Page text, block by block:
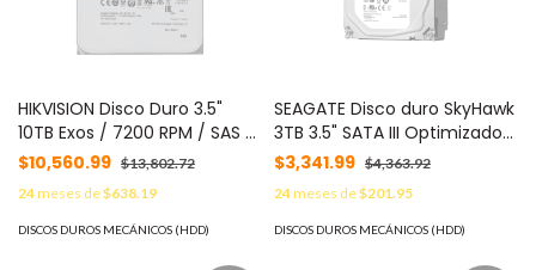
HIKVISION Disco Duro 3.5"
10TB Exos / 7200 RPM / SAS /
Alto Rendimiento /
Recomendado para DS-
A82024D MOD:
ST10000NM018B
$10,560.99 $13,802.72
24meses de$638.19
DISCOS DUROS MECÁNICOS (HDD)
SEAGATE Disco duro SkyHawk
3TB 3.5" SATA III Optimizado
para video vigilancia 24/7
MOD: ST3000VX010
$3,341.99 $4,363.92
24meses de$201.95
DISCOS DUROS MECÁNICOS (HDD)